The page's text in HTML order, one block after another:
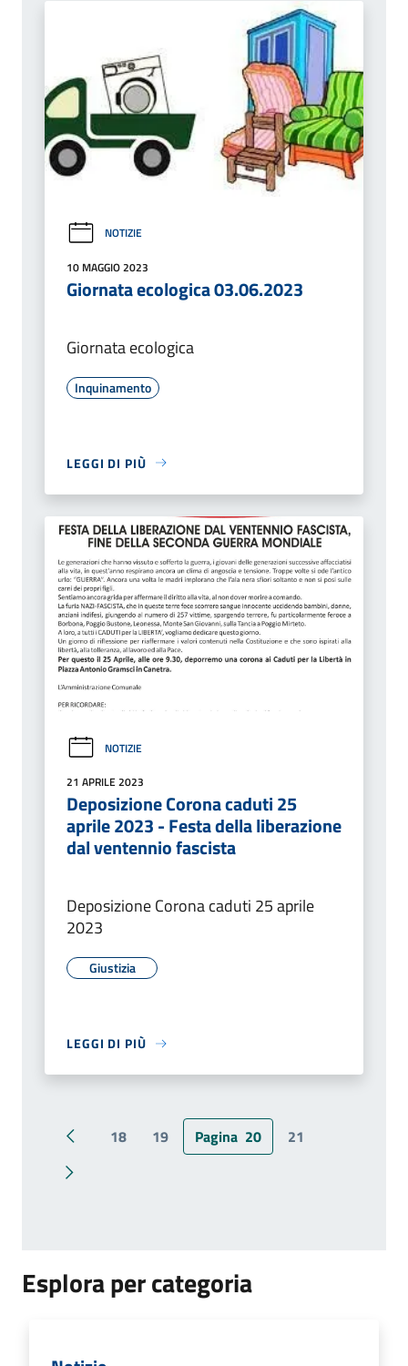
NOTIZIE
10 MAGGIO 2023
Giornata ecologica 03.06.2023
Giornata ecologica
Inquinamento
LEGGI DI PIÙ
NOTIZIE
21 APRILE 2023
Deposizione Corona caduti 25
aprile 2023 - Festa della liberazione
dal ventennio fascista
Deposizione Corona caduti 25 aprile
2023
Giustizia
LEGGI DI PIÙ
Pagina precedente
18 19 Pagina 20 21
Pagina successiva
Esplora per categoria